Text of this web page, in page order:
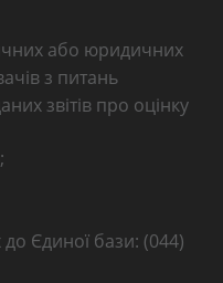
або юридичних
з питань
звітів про оцінку
до Єдиної бази: (044)